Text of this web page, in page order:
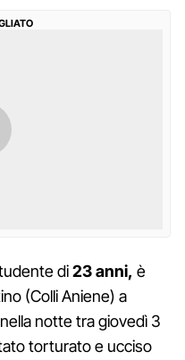
di23 anni, è
(Colli Aniene) a
notte tra giovedì 3
torturato e ucciso